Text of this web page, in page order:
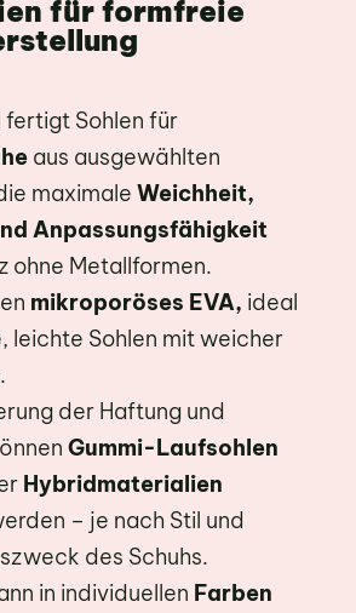
für formfreie
fertigt Sohlen für
aus ausgewählten
maximale Weichheit,
Anpassungsfähigkeit
ohne Metallformen.
mikroporöses EVA, ideal
leichte Sohlen mit weicher
der Haftung und
Gummi-Laufsohlen
Hybridmaterialien
– je nach Stil und
des Schuhs.
in individuellen Farben